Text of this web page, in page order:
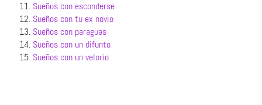
11. Sueños con esconderse
12. Sueños con tu ex novio
13. Sueños con paraguas
14. Sueños con un difunto
15. Sueños con un velorio